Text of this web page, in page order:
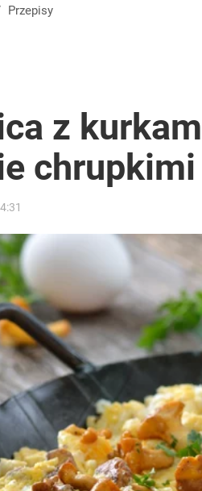
Przepisy
z